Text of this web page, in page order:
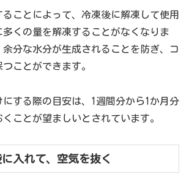
ることによって、冷凍後に解凍して使用
くの量を解凍することがなくなりま
分な水分が生成されることを防ぎ、コ
ことができます。
する際の目安は、1週間分から1か月分
ことが望ましいとされています。
入れて、空気を抜く